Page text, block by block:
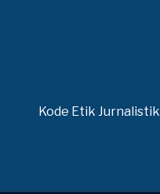
Kode Etik Jurnalistik